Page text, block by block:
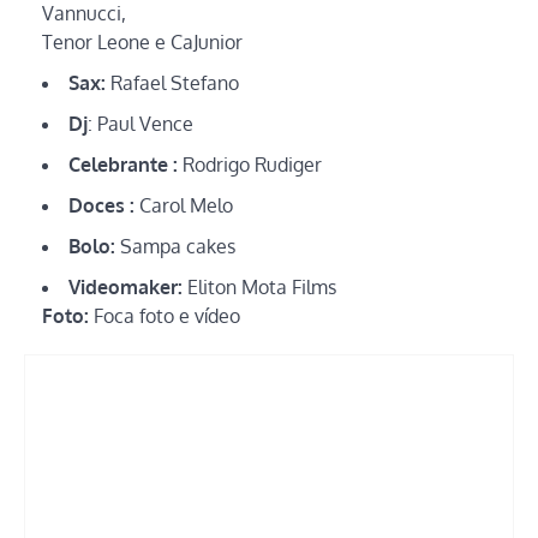
Vannucci,
Tenor Leone e CaJunior
Sax: Rafael Stefano
Dj: Paul Vence
Celebrante : Rodrigo Rudiger
Doces : Carol Melo
Bolo: Sampa cakes
Videomaker: Eliton Mota Films
Foto: Foca foto e vídeo